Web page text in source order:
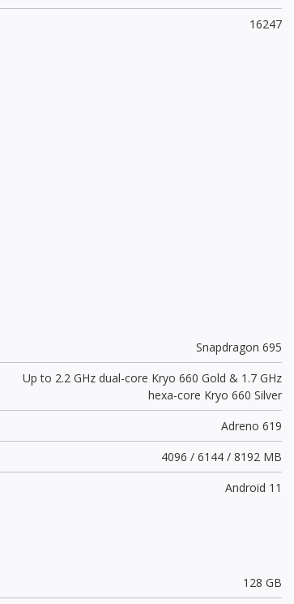
16247
Snapdragon 695
Up to 2.2 GHz dual-core Kryo 660 Gold & 1.7 GHz
hexa-core Kryo 660 Silver
Adreno 619
4096 / 6144 / 8192 MB
Android 11
128 GB